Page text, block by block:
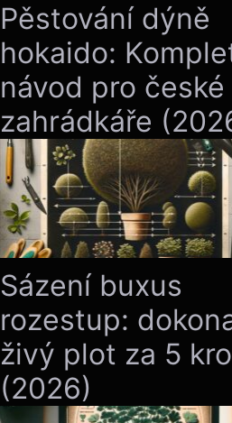
Pěstování dýně
hokaido:
návod pro české
zahrádkáře
Sázení buxus
rozestup:
živý plot za 5
(2026)